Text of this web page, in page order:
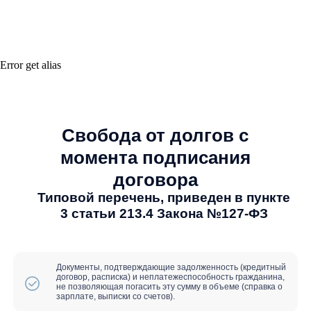
Error get alias
Плюсы:
Снятие ограничений на выезд за
границу
Вы сможете зарегистрироваться в
качестве индивидуального
предпринимателя